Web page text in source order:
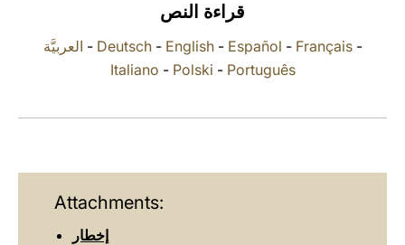
قراءة النص
العربيَّة - Deutsch- English- Español - Français-
Italiano - Polski - Português
Attachments:
إخطار